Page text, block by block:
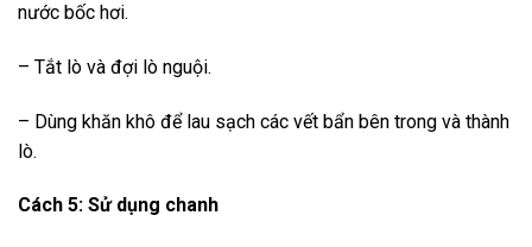
nước bốc hơi.
– Tắt lò và đợi lò nguội.
– Dùng khăn khô để lau sạch các vết bẩn bên trong và thành
lò.
Cách 5: Sử dụng chanh